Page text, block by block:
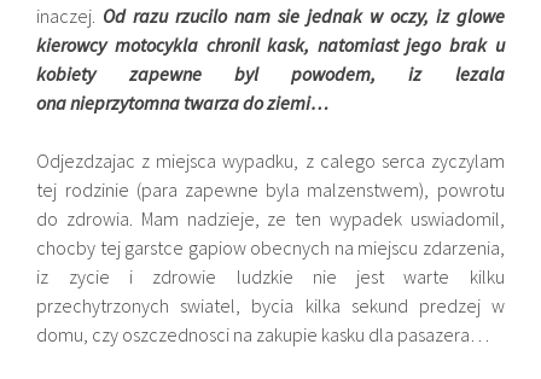
inaczej. Od razu rzucilo nam sie jednak w oczy, iz glowe
kierowcy motocykla chronil kask, natomiast jego brak u
kobiety zapewne byl powodem, iz lezala
ona nieprzytomna twarza do ziemi…
Odjezdzajac z miejsca wypadku, z calego serca zyczylam
tej rodzinie (para zapewne byla malzenstwem), powrotu
do zdrowia. Mam nadzieje, ze ten wypadek uswiadomil,
chocby tej garstce gapiow obecnych na miejscu zdarzenia,
iz zycie i zdrowie ludzkie nie jest warte kilku
przechytrzonych swiatel, bycia kilka sekund predzej w
domu, czy oszczednosci na zakupie kasku dla pasazera…